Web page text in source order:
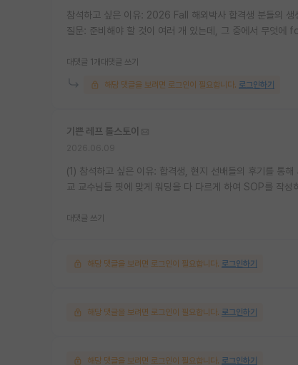
참석하고 싶은 이유: 2026 Fall 해외박사 합격생 분들의 생
질문: 준비해야 할 것이 여러 개 있는데, 그 중에서 무엇에
대댓글 1개 대댓글 쓰기
해당 댓글을 보려면 로그인이 필요합니다. 로그인하기
기쁜 레프 톨스토이
(1) 참석하고 싶은 이유: 합격생, 현지 선배들의 후기를 통
교 교수님들 핏에 맞게 워딩을 다 다르게 하여 SOP를 작성
대댓글 쓰기
해당 댓글을 보려면 로그인이 필요합니다. 로그인하기
해당 댓글을 보려면 로그인이 필요합니다. 로그인하기
해당 댓글을 보려면 로그인이 필요합니다. 로그인하기